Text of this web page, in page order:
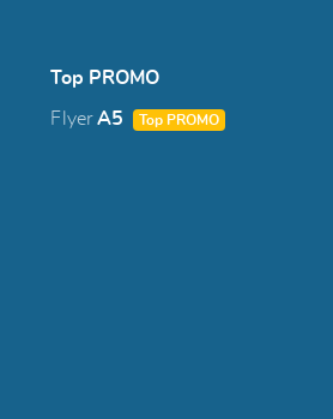
Top PROMO
FlyerA5 Top PROMO